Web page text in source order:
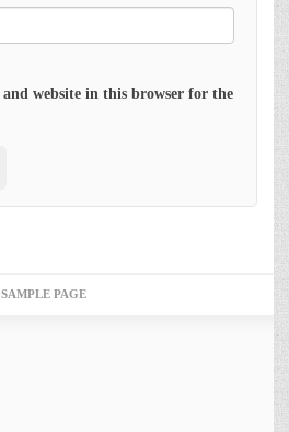
website in this browser for the
SAMPLE PAGE